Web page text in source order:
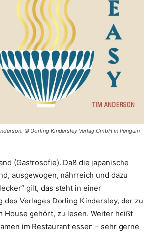
© Dorling Kindersley Verlag GmbH in Penguin
(Gastrosofie). Daß die japanische
ausgewogen, nährreich und dazu
gilt, das steht in einer
des Verlages Dorling Kindersley, der zu
House gehört, zu lesen. Weiter heißt
im Restaurant essen – sehr gerne